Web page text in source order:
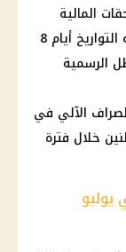
المالية
للموظفين عن الأشهر السابقة وستكون هذه التواريخ أيام 8
الرسمية
الآلي في
خلال فترة